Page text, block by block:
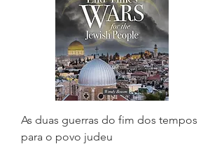
As duas guerras do fim dos tempos
para o povo judeu